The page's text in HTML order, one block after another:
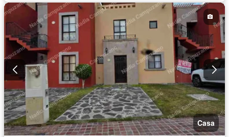
Caseta de vigilancia
Conserje
Solo familias
Sin amueblar
Casa